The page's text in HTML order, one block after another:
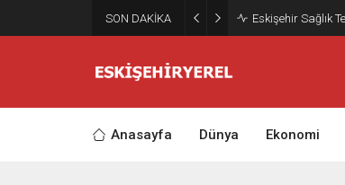
SON DAKİKA Eskişehir Sağlık
Anasayfa Dünya Ekonomi